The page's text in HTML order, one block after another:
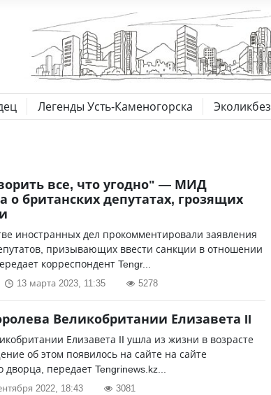
Легенды Усть-Каменогорска Эколикбез
все, что угодно" — МИД
о британских депутатах, грозящих
иностранных дел прокомментировали заявления
призывающих ввести санкции в отношении
корреспондент Tengr...
13 марта 2023, 11:35 5278
Великобритании Елизавета II
Елизавета II ушла из жизни в возрасте
об этом появилось на сайте на сайте
дворца, передает Tengrinews.kz...
2022, 18:43 3081